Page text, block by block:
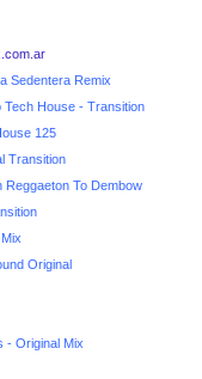
Sedentera Remix
House - Transition
125
Transition
Reggaeton To Dembow
Original
- Original Mix